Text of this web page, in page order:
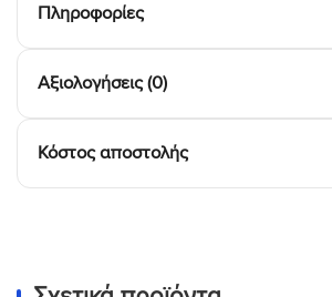
Πληροφορίες
Αξιολογήσεις (0)
Κόστος αποστολής